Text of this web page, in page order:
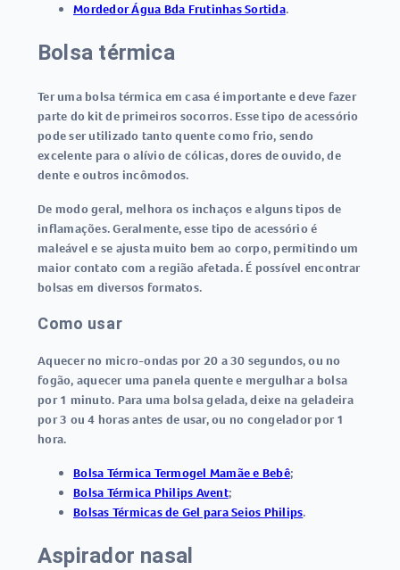
Mordedor Água Bda Frutinhas Sortida.
Bolsa térmica
Ter uma bolsa térmica em casa é importante e deve fazer
parte do kit de primeiros socorros. Esse tipo de acessório
pode ser utilizado tanto quente como frio, sendo
excelente para o alívio de cólicas, dores de ouvido, de
dente e outros incômodos.
De modo geral, melhora os inchaços e alguns tipos de
inflamações. Geralmente, esse tipo de acessório é
maleável e se ajusta muito bem ao corpo, permitindo um
maior contato com a região afetada. É possível encontrar
bolsas em diversos formatos.
Como usar
Aquecer no micro-ondas por 20 a 30 segundos, ou no
fogão, aquecer uma panela quente e mergulhar a bolsa
por 1 minuto. Para uma bolsa gelada, deixe na geladeira
por 3 ou 4 horas antes de usar, ou no congelador por 1
hora.
Bolsa Térmica Termogel Mamãe e Bebê;
Bolsa Térmica Philips Avent;
Bolsas Térmicas de Gel para Seios Philips.
Aspirador nasal